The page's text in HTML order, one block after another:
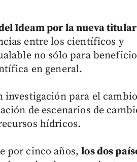
Ideam por la nueva
entre los científicos y
no sólo para
en general.
investigación para el cambio
de escenarios de
hídricos.
por cinco años,los dos